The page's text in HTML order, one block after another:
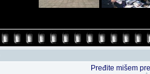
Pređite mišem